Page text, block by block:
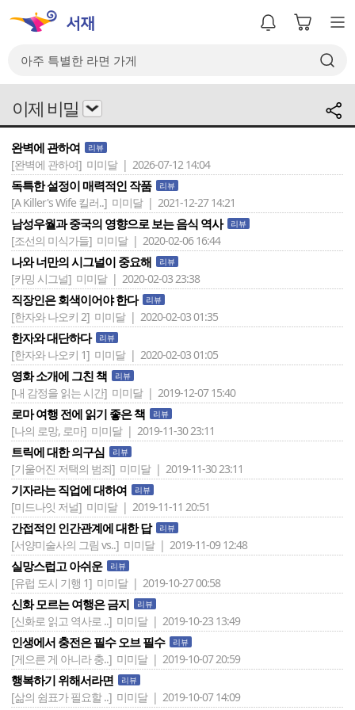
이제 비밀
완벽에 관하여 리뷰
[완벽에 관하여] 미미달 | 2026-07-12 14:04
독특한 설정이 매력적인 작품 리뷰
[A Killer's Wife 킬러..] 미미달 | 2021-12-27 14:21
남성우월과 중국의 영향으로 보는 음식 역사 리뷰
[조선의 미식가들] 미미달 | 2020-02-06 16:44
나와 너만의 시그널이 중요해 리뷰
[카밍 시그널] 미미달 | 2020-02-03 23:38
직장인은 회색이어야 한다 리뷰
[한자와 나오키 2] 미미달 | 2020-02-03 01:35
한자와 대단하다 리뷰
[한자와 나오키 1] 미미달 | 2020-02-03 01:05
영화 소개에 그친 책 리뷰
[내 감정을 읽는 시간] 미미달 | 2019-12-07 15:40
로마 여행 전에 읽기 좋은 책 리뷰
[나의 로망, 로마] 미미달 | 2019-11-30 23:11
트릭에 대한 의구심 리뷰
[기울어진 저택의 범죄] 미미달 | 2019-11-30 23:11
기자라는 직업에 대하여 리뷰
[미드나잇 저널] 미미달 | 2019-11-11 20:51
간접적인 인간관계에 대한 답 리뷰
[서양미술사의 그림 vs..] 미미달 | 2019-11-09 12:48
실망스럽고 아쉬운 리뷰
[유럽 도시 기행 1] 미미달 | 2019-10-27 00:58
신화 모르는 여행은 금지 리뷰
[신화로 읽고 역사로 ..] 미미달 | 2019-10-23 13:49
인생에서 충전은 필수 오브 필수 리뷰
[게으른 게 아니라 충..] 미미달 | 2019-10-07 20:59
행복하기 위해서라면 리뷰
[삶의 쉼표가 필요할 ..] 미미달 | 2019-10-07 14:09